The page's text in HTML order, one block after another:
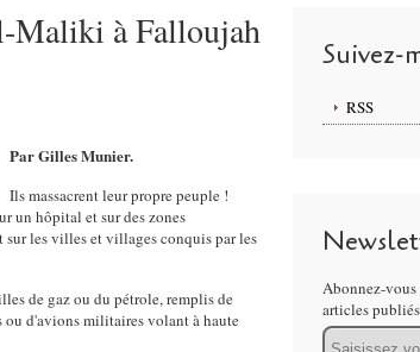
Maliki à Falloujah
Par Gilles Munier.
Ils massacrent leur propre peuple !
un hôpital et sur des zones
les villes et villages conquis par les
de gaz ou du pétrole, remplis de
ou d'avions militaires volant à haute
Suivez-
RSS
Abonnez-vous
articles
Email